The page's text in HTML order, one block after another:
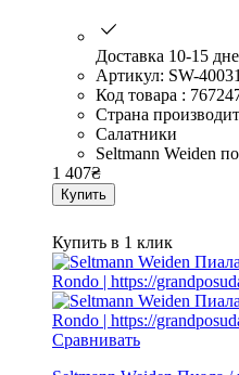
Доставка 10-15
Артикул: SW-
Код товара :
Страна
Салатники
Seltmann Weiden
1 407₴
Купить
Купить в 1 клик
Сравнивать